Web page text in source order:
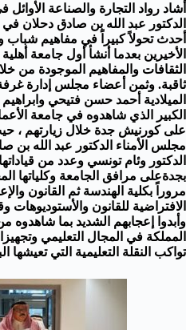
أشاد رواد التجارة والصناعة
الدكتور عبد الله بن صادق دحلان في
أحدث تحولاً كبيراً في مفاهيم شباب
الأخيرين بعدما أنشأ أول جامعة
الثقافات والمفاهيم الموجودة من
ثاقبة. وثمن أعضاء مجلس إدارة
الميلادية أحمد حسن فتيحي
الكبير الذي شاهدوه في جامعة
على كورنيش جدة خلال زيارتهم ،
مجلس الأمناء الدكتور عبد الله بن
الدكتور وئام تونسي وعدد من
بجدةعلى مرافق الجامعة وكلياتها
مروراً بكلية الهندسة ثم القانون
الافتراضية للقانون والأستوديوهات
وأبدوا إعجابهم الشديد بما
المملكة في المجال التعليمي
تواكب النقلة التعليمية التي تعيشها